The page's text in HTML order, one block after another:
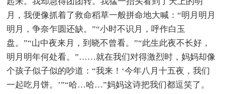
月，我便像抓着了救命稻草一般拼命地大喊：“明月明月
明月，争奈乍圆还缺。”“小时不识月，呼作白玉
盘。”“山中夜来月，到晓不曾看。”“此生此夜不长好，
明月明年何处看。”……就在我们对得激烈时，妈妈却像
个孩子似子似的吵道：“我来！‘今年八月十五夜，我们
一起吃月饼。’”“哈…哈…”妈妈这诗把我们都逗笑了。